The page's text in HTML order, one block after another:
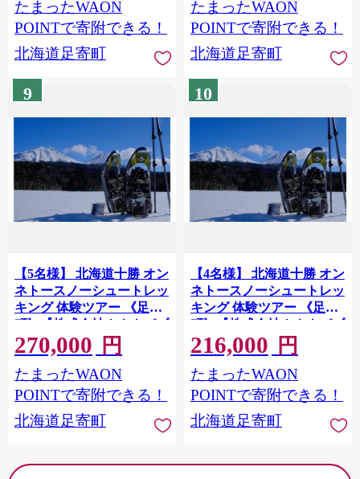
トドア ネイチャートレッ
キング バーベキュー オン
たまったWAON
POINTで寄附できる！
北海道足寄町
トドア ネイチャートレッ
キング バーベキュー オン
たまったWAON
POINTで寄附できる！
北海道足寄町
9
【5名様】 北海道十勝 オン
ネトースノーシュートレッ
キング 体験ツアー 《足寄
町》【株式会社クナウパブ
リッシング】北海道旅行
体験 アウトドア スノーシ
ュー カフェ 雪遊び 旅行 オ
ンネトー [BEAY016]
270,000 円
たまったWAON
POINTで寄附できる！
北海道足寄町
10
【4名様】 北海道十勝 オン
ネトースノーシュートレッ
キング 体験ツアー 《足寄
町》【株式会社クナウパブ
リッシング】北海道旅行
体験 アウトドア スノーシ
ュー カフェ 雪遊び 旅行 オ
ンネトー [BEAY015]
216,000 円
たまったWAON
POINTで寄附できる！
北海道足寄町